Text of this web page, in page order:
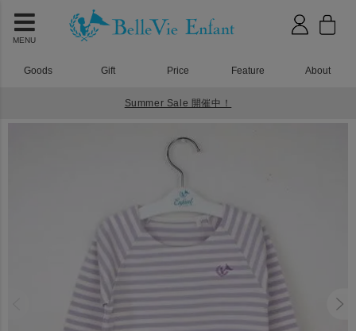
MENU
Goods Gift Price Feature About
Summer Sale 開催中！
シェリ ロングスリーブTシャツ パープル 100cm